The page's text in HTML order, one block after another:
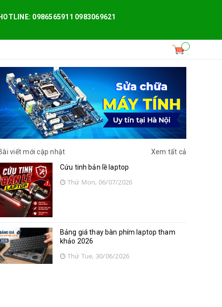
HOTLINE: 0986565911 0983069621
viết mới cập nhật
Xem tất cả
Cứu tinh bản lề laptop
Thứ Mon, 06/07/2026
Bảng giá thay bàn phím laptop tham
khảo 2026
Thứ Tue, 30/06/2026